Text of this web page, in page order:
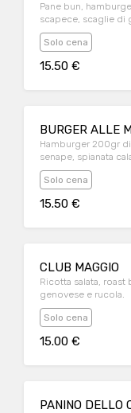
Pane bun,
scapece, scaglie di
fritte
Solo cena
15.50 €
BURGER ALLE
Hamburger 200gr
senape, spianata
patate fritte
Solo cena
15.50 €
CLUB MAGGIO
Ricotta salata,
genovese e rucola.
Solo cena
15.00 €
PANINO DELLO